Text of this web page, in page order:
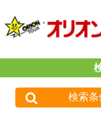
検索